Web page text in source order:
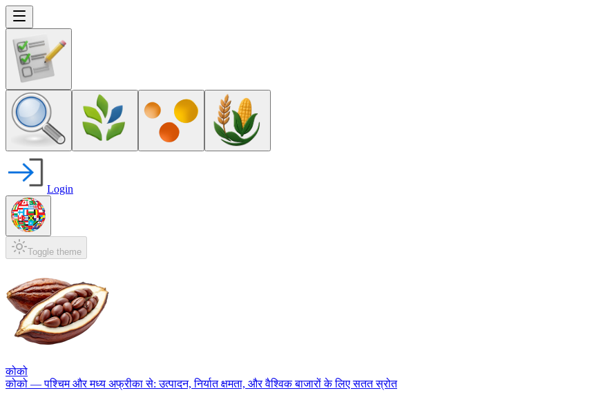
Login
Toggle theme
कोको
कोको — पश्चिम और मध्य अफ्रीका से: उत्पादन, निर्यात क्षमता, और वैश्विक बाजारों के लिए सतत स्रोत